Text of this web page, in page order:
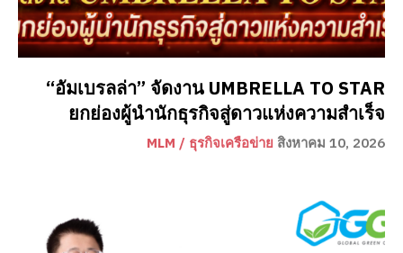
“อัมเบรลล่า” จัดงาน UMBRELLA TO STAR
ยกย่องผู้นำนักธุรกิจสู่ดาวแห่งความสำเร็จ
MLM / ธุรกิจเครือข่าย สิงหาคม 10, 2026